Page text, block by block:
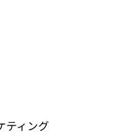
ティング